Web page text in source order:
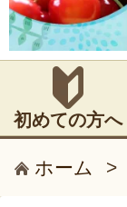
初めての方へ
ホーム >